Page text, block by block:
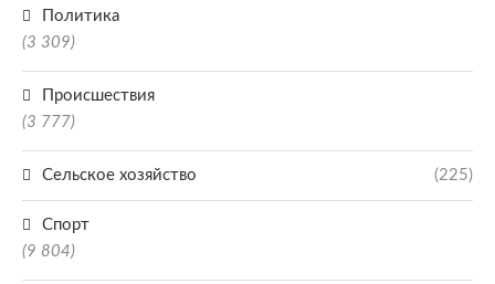
Политика
(3 309)
Происшествия
(3 777)
Сельское хозяйство (225)
Спорт
(9 804)